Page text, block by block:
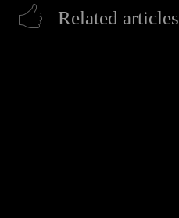
Related articles